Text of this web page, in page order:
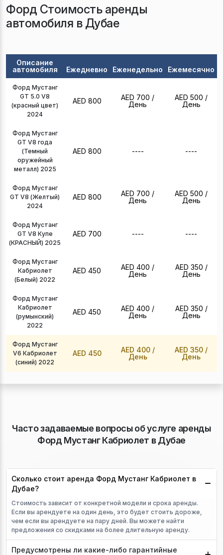
Форд Стоимость аренды
автомобиля в Дубае
Описание
автомобиля
Ежедневно Еженедельно Ежемесячно
Форд Мустанг
GT 5.0 V8
(красный цвет)
2024
AED 800 AED 700 /
День
AED 500 /
День
Форд Мустанг
GT V8 года
(Темный
оружейный
металл) 2025
AED 800 ---- ----
Форд Мустанг
GT V8 (Желтый)
2024
AED 800 AED 700 /
День
AED 500 /
День
Форд Мустанг
GT V8 Купе
(КРАСНЫЙ) 2025
AED 700 ---- ----
Форд Мустанг
Кабриолет
(Белый) 2022
AED 450 AED 400 /
День
AED 350 /
День
Форд Мустанг
Кабриолет
(румынский)
2022
AED 450 AED 400 /
День
AED 350 /
День
Форд Мустанг
V6 Кабриолет
(синий) 2022
AED 450 AED 400/
День
AED 350 /
День
Часто задаваемые вопросы об услуге аренды
Форд Мустанг Кабриолет в Дубае
Сколько стоит аренда Форд Мустанг Кабриолет в
Дубае?
Стоимость зависит от конкретной модели и срока аренды.
Если вы арендуете на один день, это будет стоить дороже,
чем если вы арендуете на пару дней. Вы можете найти
предложения со скидками на более длительную аренду.
Предусмотрены ли какие-либо гарантийные